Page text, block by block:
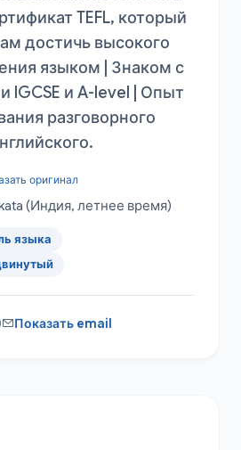
TEFL, который
достичь высокого
языком | Знаком с
IGCSE и A-level | Опыт
разговорного
оригинал
(Индия, летнее время)
языка
Показать email